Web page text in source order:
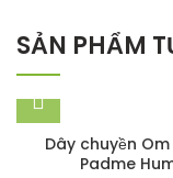
SẢN PHẨM
Dây chuyền
Padme